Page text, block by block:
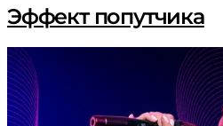
Эффект попутчика